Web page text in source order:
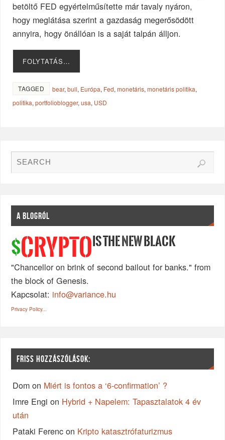
betöltő FED egyértelműsítette már tavaly nyáron,
hogy meglátása szerint a gazdaság megerősödött
annyira, hogy önállóan is a saját talpán álljon.
FOLYTATÁS…
TAGGED bear,bull, Európa, Fed,monetáris,monetáris politika,
politika,portfolioblogger,usa, USD
A BLOGRÓL
$CRYPTO IS THE NEW BLACK
"Chancellor on brink of second bailout for banks." from
the block of Genesis.
Kapcsolat: info@variance.hu
Privacy Policy...
FRISS HOZZÁSZÓLÁSOK:
Dom on Miért is fontos a ‘6-confirmation’ ?
Imre Engi on Hybrid + Napelem: Tapasztalatok 4 év
után
Pataki Ferenc on Kripto katasztrófaturizmus